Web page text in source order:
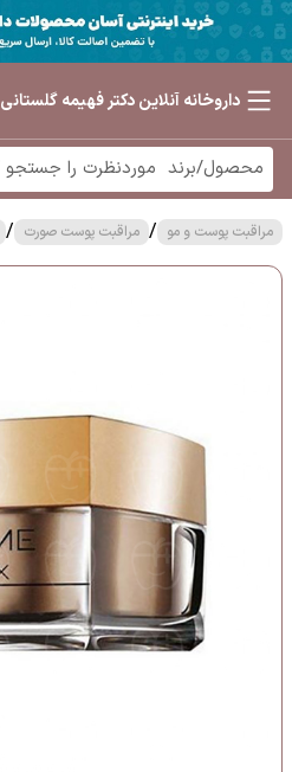
داروخانه آنلاین دکتر فهیمه گلستانی
مراقبت پوست و مو / مراقبت پوست صورت /